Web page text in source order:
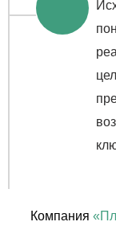
Компания